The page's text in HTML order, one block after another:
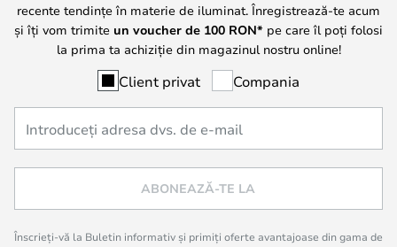
recente tendințe în materie de iluminat. Înregistrează-te acum
și îți vom trimite un voucher de 100 RON* pe care îl poți folosi
la prima ta achiziție din magazinul nostru online!
Client privat Compania
ABONEAZĂ-TE LA
Înscrieți-vă la Buletin informativ și primiți oferte avantajoase din gama de